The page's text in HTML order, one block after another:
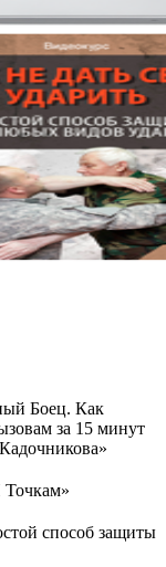
Боец. Как
за 15 минут
способ защиты